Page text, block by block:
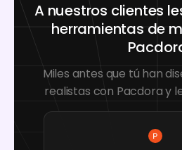
A nuestros clientes
herramientas de
Miles antes que tú han
realistas con Pacdora y